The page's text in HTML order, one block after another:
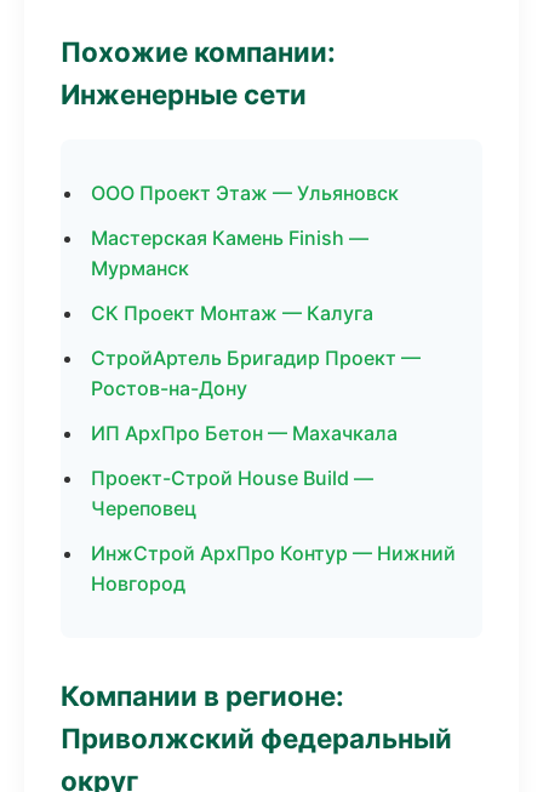
Похожие компании:
Инженерные сети
ООО Проект Этаж — Ульяновск
Мастерская Камень Finish —
Мурманск
СК Проект Монтаж — Калуга
СтройАртель Бригадир Проект —
Ростов-на-Дону
ИП АрхПро Бетон — Махачкала
Проект-Строй House Build —
Череповец
ИнжСтрой АрхПро Контур — Нижний
Новгород
Компании в регионе:
Приволжский федеральный
округ